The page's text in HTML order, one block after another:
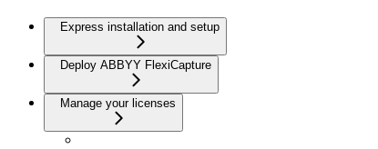
Express installation and setup
Deploy ABBYY FlexiCapture
Manage your licenses